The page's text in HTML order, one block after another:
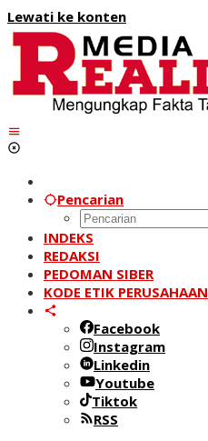
Lewati ke konten
Pencarian
INDEKS
REDAKSI
PEDOMAN SIBER
KODE ETIK PERUSAHAAN
Facebook
Instagram
Linkedin
Youtube
Tiktok
RSS